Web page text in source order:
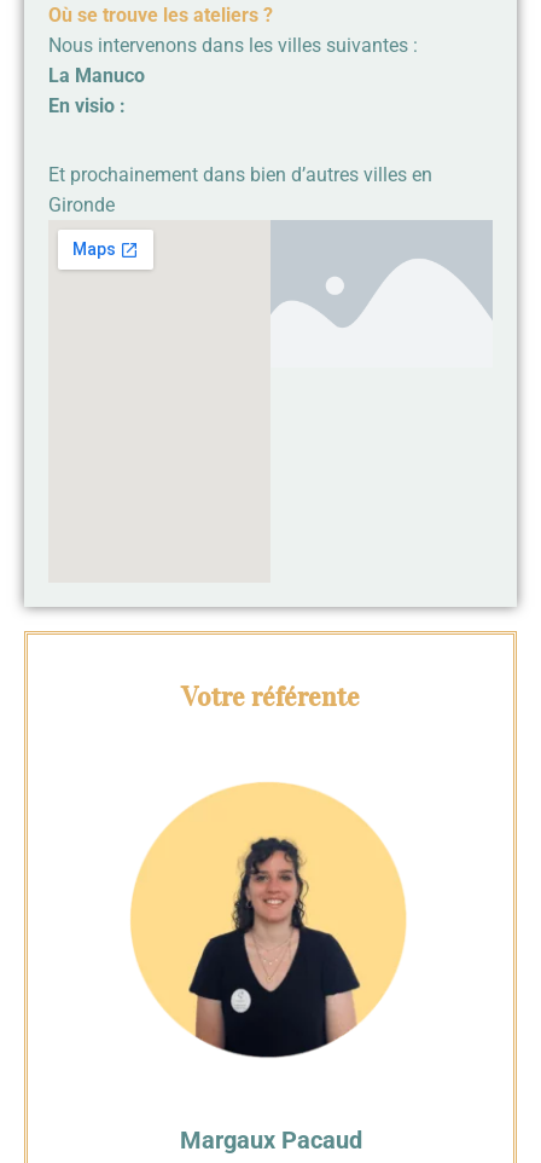
Où se trouve les ateliers ?
Nous intervenons dans les villes suivantes :
La Manuco
En visio :
Et prochainement dans bien d’autres villes en
Gironde
Votre référente
Margaux Pacaud